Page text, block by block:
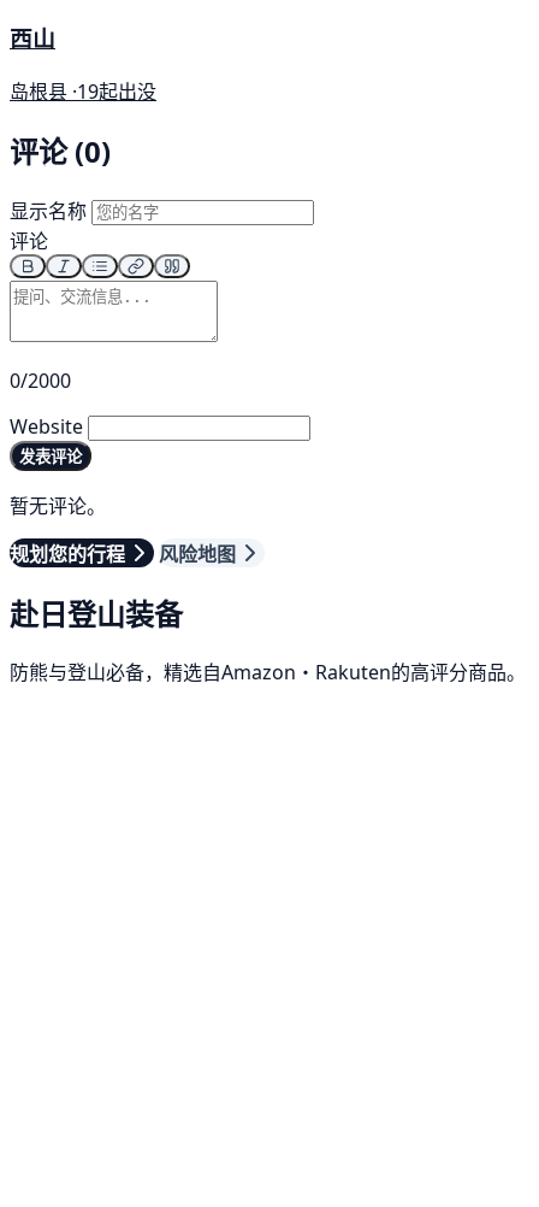
西山
岛根县 ·19起出没
评论 (0)
显示名称
评论
0/2000
Website
发表评论
暂无评论。
规划您的行程
风险地图
赴日登山装备
防熊与登山必备，精选自Amazon・Rakuten的高评分商品。